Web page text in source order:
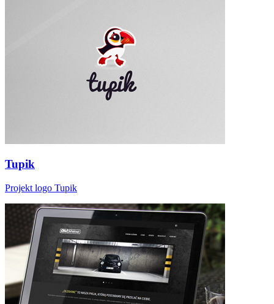
Tupik
Projekt logo Tupik